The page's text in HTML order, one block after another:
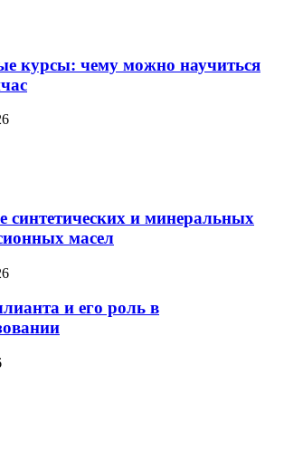
курсы: чему можно научиться
синтетических и минеральных
масел
и его роль в